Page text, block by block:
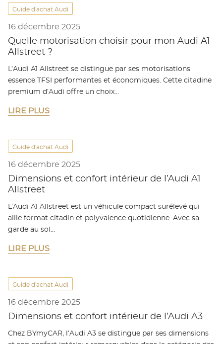
Guide d'achat Audi
16 décembre 2025
Quelle motorisation choisir pour mon Audi A1
Allstreet ?
L’Audi A1 Allstreet se distingue par ses motorisations
essence TFSI performantes et économiques. Cette citadine
premium d’Audi offre un choix…
LIRE PLUS
Guide d'achat Audi
16 décembre 2025
Dimensions et confort intérieur de l’Audi A1
Allstreet
L’Audi A1 Allstreet est un véhicule compact surélevé qui
allie format citadin et polyvalence quotidienne. Avec sa
garde au sol…
LIRE PLUS
Guide d'achat Audi
16 décembre 2025
Dimensions et confort intérieur de l’Audi A3
Chez BYmyCAR, l’Audi A3 se distingue par ses dimensions